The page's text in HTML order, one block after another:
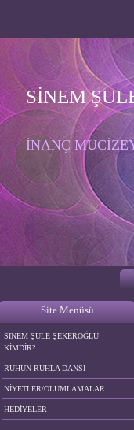
SİNEM
İNANÇ
Site Menüsü
SİNEM ŞULE ŞEKEROĞLU
KİMDİR?
RUHUN RUHLA DANSI
NİYETLER/OLUMLAMALAR
HEDİYELER